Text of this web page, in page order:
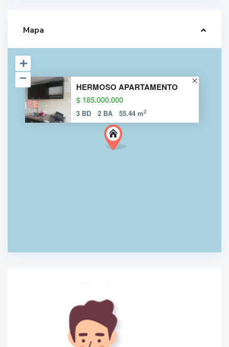
Mapa
HERMOSO APARTAMENTO
$ 185.000.000
3 BD 2 BA 55.44 m2